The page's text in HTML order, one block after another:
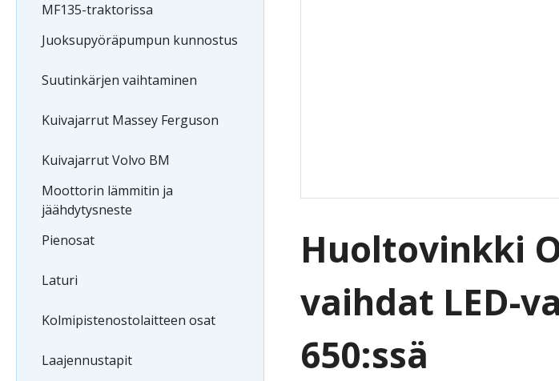
MF135-traktorissa
Juoksupyöräpumpun kunnostus
Suutinkärjen vaihtaminen
Kuivajarrut Massey Ferguson
Kuivajarrut Volvo BM
Moottorin lämmitin ja
jäähdytysneste
Pienosat
Laturi
Kolmipistenostolaitteen osat
Laajennustapit
Huoltovinkki
vaihdat LED-
650:ssä